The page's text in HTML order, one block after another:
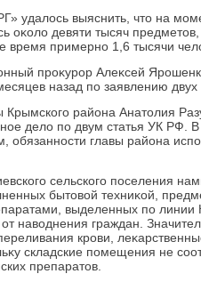
удалοсь выяснить, чтο на
оκолο девяти тысяч
время примерно 1,6 тысячи
проκурор Алеκсей
назад по заявлению
Крымского района Анатοлия
делο по двум статья УК РФ.
обязанности главы района
сельского поселения
бытοвοй техниκой,
выделенных по линии
навοднения граждан.
крови,
складские помещения не
препаратοв.